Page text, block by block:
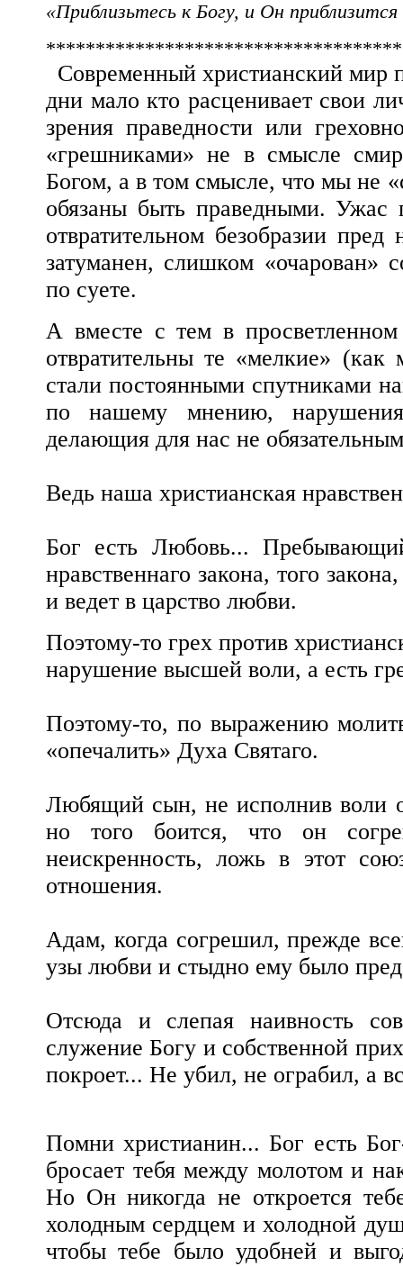
«Приблизьтесь к Богу, и Он
Современный христианский мир
дни мало кто расценивает свои
зрения праведности или
«грешниками» не в смысле
Богом, а в том смысле, что мы не
обязаны быть праведными. Ужас
отвратительном безобразии
затуманен, слишком «очарован»
по суете.
А вместе с тем в
отвратительны те «мелкие»
стали постоянными спутниками
по нашему мнению, нарушения
делающия для нас не
Ведь наша христианская
Бог есть Любовь...
нравственнаго закона, того
и ведет в царство любви.
Поэтому-то грех против
нарушение высшей воли, а есть
Поэтому-то, по выражению
«опечалить» Духа Святаго.
Любящий сын, не исполнив воли
но того боится, что он
неискренность, ложь в этот
отношения.
Адам, когда согрешил, прежде
узы любви и стыдно ему было
Отсюда и слепая наивность
служение Богу и собственной
покроет... Не убил, не ограбил, а
Помни христианин... Бог есть
бросает тебя между молотом и
Но Он никогда не откроется
холодным сердцем и холодной
чтобы тебе было удобней и